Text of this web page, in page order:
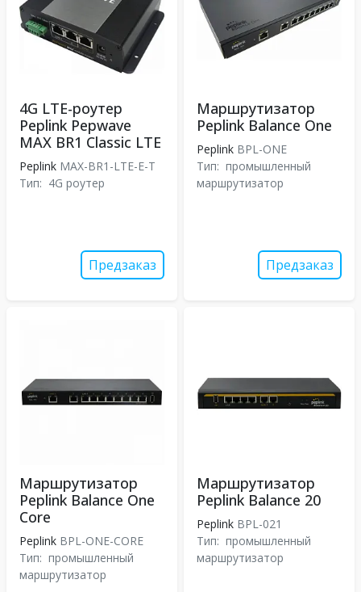
4G LTE-роутер
Peplink Pepwave
MAX BR1 Classic LTE
Peplink MAX-BR1-LTE-E-T
Тип: 4G роутер
Предзаказ
Маршрутизатор
Peplink Balance One
Peplink BPL-ONE
Тип: промышленный
маршрутизатор
Предзаказ
Маршрутизатор
Peplink Balance One
Core
Peplink BPL-ONE-CORE
Тип: промышленный
маршрутизатор
Маршрутизатор
Peplink Balance 20
Peplink BPL-021
Тип: промышленный
маршрутизатор